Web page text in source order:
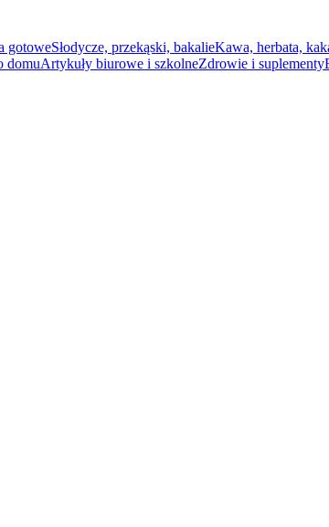
gotoweSłodycze, przekąski, bakalieKawa, herbata,
domuArtykuły biurowe i szkolneZdrowie i suplementy